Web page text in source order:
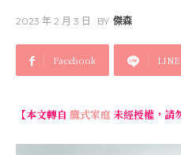
2023 年 2 月 3 日 BY 傑森
Facebook LINE
【本文轉自 鷹式家庭未經授權，請